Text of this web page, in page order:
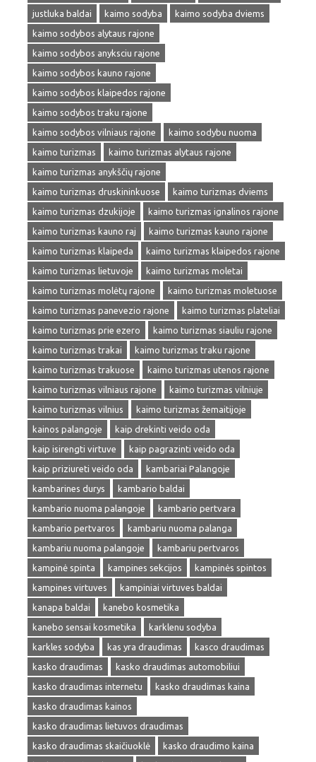
justluka baldai
kaimo sodyba
kaimo sodyba dviems
kaimo sodybos alytaus rajone
kaimo sodybos anyksciu rajone
kaimo sodybos kauno rajone
kaimo sodybos klaipedos rajone
kaimo sodybos traku rajone
kaimo sodybos vilniaus rajone
kaimo sodybu nuoma
kaimo turizmas
kaimo turizmas alytaus rajone
kaimo turizmas anykščių rajone
kaimo turizmas druskininkuose
kaimo turizmas dviems
kaimo turizmas dzukijoje
kaimo turizmas ignalinos rajone
kaimo turizmas kauno raj
kaimo turizmas kauno rajone
kaimo turizmas klaipeda
kaimo turizmas klaipedos rajone
kaimo turizmas lietuvoje
kaimo turizmas moletai
kaimo turizmas molėtų rajone
kaimo turizmas moletuose
kaimo turizmas panevezio rajone
kaimo turizmas plateliai
kaimo turizmas prie ezero
kaimo turizmas siauliu rajone
kaimo turizmas trakai
kaimo turizmas traku rajone
kaimo turizmas trakuose
kaimo turizmas utenos rajone
kaimo turizmas vilniaus rajone
kaimo turizmas vilniuje
kaimo turizmas vilnius
kaimo turizmas žemaitijoje
kainos palangoje
kaip drekinti veido oda
kaip isirengti virtuve
kaip pagrazinti veido oda
kaip priziureti veido oda
kambariai Palangoje
kambarines durys
kambario baldai
kambario nuoma palangoje
kambario pertvara
kambario pertvaros
kambariu nuoma palanga
kambariu nuoma palangoje
kambariu pertvaros
kampinė spinta
kampines sekcijos
kampinės spintos
kampines virtuves
kampiniai virtuves baldai
kanapa baldai
kanebo kosmetika
kanebo sensai kosmetika
karklenu sodyba
karkles sodyba
kas yra draudimas
kasco draudimas
kasko draudimas
kasko draudimas automobiliui
kasko draudimas internetu
kasko draudimas kaina
kasko draudimas kainos
kasko draudimas lietuvos draudimas
kasko draudimas skaičiuoklė
kasko draudimo kaina